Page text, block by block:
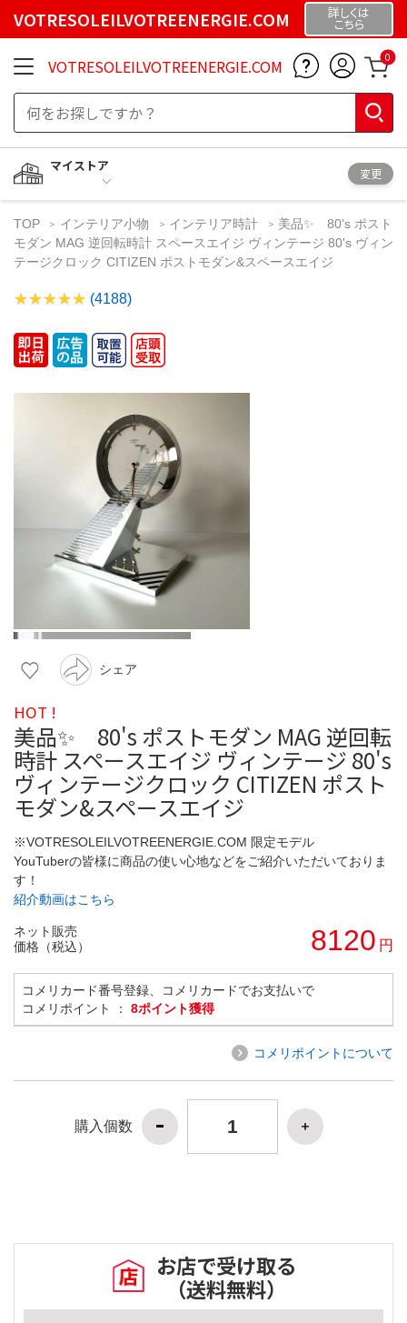
VOTRESOLEILVOTREENERGIE.COM 詳しくは
こちら
VOTRESOLEILVOTREENERGIE.COM 0
マイストア
変更
TOP インテリア小物 インテリア時計
美品✨ 80's ポスト
モダン MAG 逆回転時計 スペースエイジ ヴィンテージ 80's ヴィン
テージクロック CITIZEN ポストモダン&スペースエイジ
(4188)
シェア
HOT !
美品✨ 80's ポストモダン MAG 逆回転
時計 スペースエイジ ヴィンテージ 80's
ヴィンテージクロック CITIZEN ポスト
モダン&スペースエイジ
※VOTRESOLEILVOTREENERGIE.COM 限定モデル
YouTuberの皆様に商品の使い心地などをご紹介いただいておりま
す！
紹介動画はこちら
ネット販売
価格（税込）
8120 円
コメリカード番号登録、コメリカードでお支払いで
コメリポイント ： 8ポイント獲得
コメリポイントについて
購入個数
お店で受け取る
（送料無料）